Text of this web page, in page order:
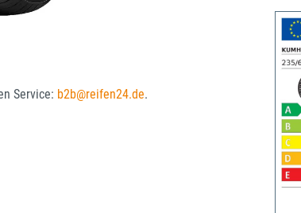
Service: b2b@reifen24.de.